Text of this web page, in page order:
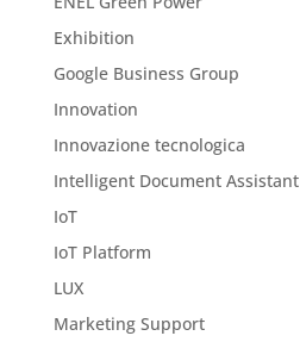
Exhibition
Google Business Group
Innovation
Innovazione tecnologica
Intelligent Document Assistant
IoT
IoT Platform
LUX
Marketing Support